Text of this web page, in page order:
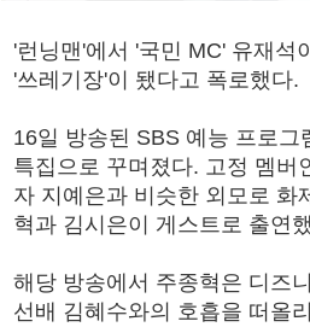
'런닝맨'에서 '국민 MC' 유재석
'쓰레기장'이 됐다고 폭로했다.
16일 방송된 SBS 예능 프로그
특집으로 꾸며졌다. 고정 멤버
자 지예은과 비슷한 외모로 화
혁과 김시은이 게스트로 출연
해당 방송에서 주종혁은 디즈
선배 김혜수와의 호흡을 떠올